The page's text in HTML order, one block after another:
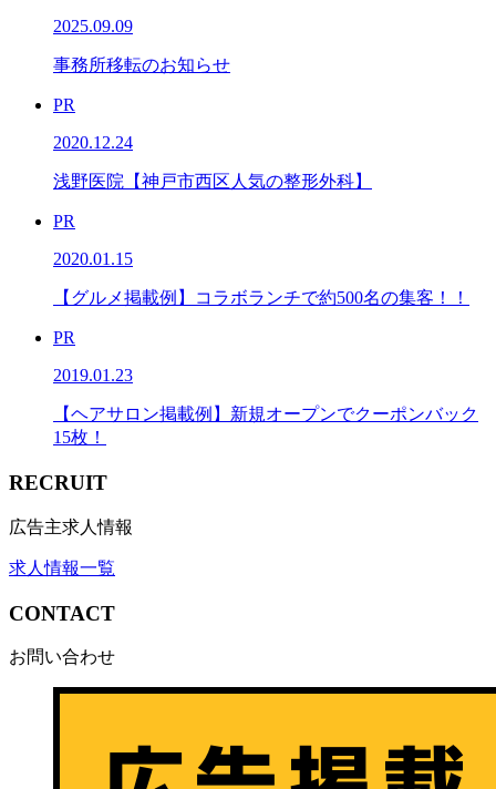
2025.09.09
事務所移転のお知らせ
PR
2020.12.24
浅野医院【神戸市西区人気の整形外科】
PR
2020.01.15
【グルメ掲載例】コラボランチで約500名の集客！！
PR
2019.01.23
【ヘアサロン掲載例】新規オープンでクーポンバック
15枚！
RECRUIT
広告主求人情報
求人情報一覧
CONTACT
お問い合わせ